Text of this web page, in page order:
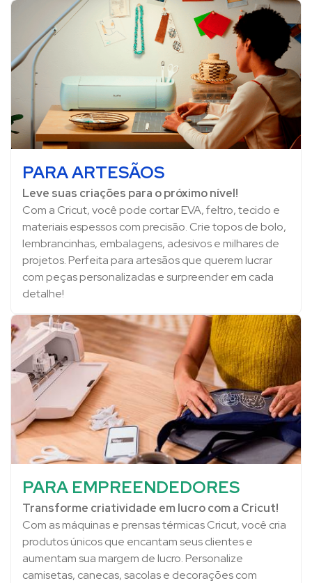
PARA ARTESÃOS
Leve suas criações para o próximo nível!
Com a Cricut, você pode cortar EVA, feltro, tecido e
materiais espessos com precisão. Crie topos de bolo,
lembrancinhas, embalagens, adesivos e milhares de
projetos. Perfeita para artesãos que querem lucrar
com peças personalizadas e surpreender em cada
detalhe!
PARA EMPREENDEDORES
Transforme criatividade em lucro com a Cricut!
Com as máquinas e prensas térmicas Cricut, você cria
produtos únicos que encantam seus clientes e
aumentam sua margem de lucro. Personalize
camisetas, canecas, sacolas e decorações com